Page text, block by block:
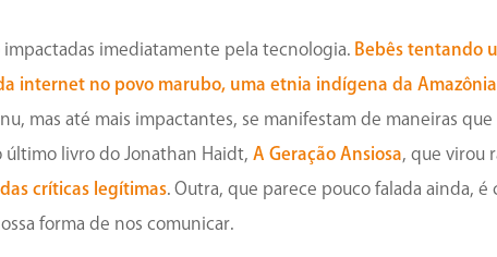
imediatamente pela tecnologia. Bebês tentando
internet no povo marubo, uma etnia indígena da
mas até mais impactantes, se manifestam de maneiras
último livro do Jonathan Haidt,A Geração Ansiosa, que virou
críticas legítimas. Outra, que parece pouco falada ainda, é
forma de nos comunicar.